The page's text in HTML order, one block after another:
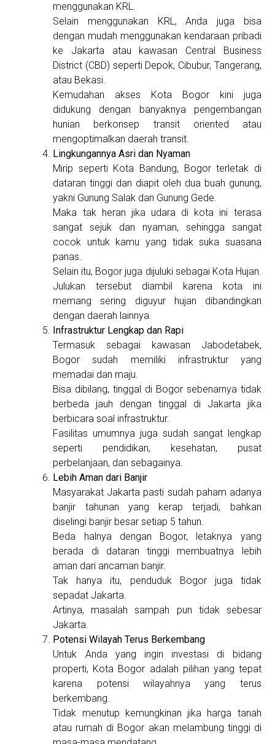
menggunakan KRL.
Selain menggunakan KRL, Anda juga bisa
dengan mudah menggunakan kendaraan pribadi
ke Jakarta atau kawasan Central Business
District (CBD) seperti Depok, Cibubur, Tangerang,
atau Bekasi.
Kemudahan akses Kota Bogor kini juga
didukung dengan banyaknya pengembangan
hunian berkonsep transit oriented atau
mengoptimalkan daerah transit.
Lingkungannya Asri dan Nyaman
Mirip seperti Kota Bandung, Bogor terletak di
dataran tinggi dan diapit oleh dua buah gunung,
yakni Gunung Salak dan Gunung Gede.
Maka tak heran jika udara di kota ini terasa
sangat sejuk dan nyaman, sehingga sangat
cocok untuk kamu yang tidak suka suasana
panas.
Selain itu, Bogor juga dijuluki sebagai Kota Hujan.
Julukan tersebut diambil karena kota ini
memang sering diguyur hujan dibandingkan
dengan daerah lainnya.
Infrastruktur Lengkap dan Rapi
Termasuk sebagai kawasan Jabodetabek,
Bogor sudah memiliki infrastruktur yang
memadai dan maju.
Bisa dibilang, tinggal di Bogor sebenarnya tidak
berbeda jauh dengan tinggal di Jakarta jika
berbicara soal infrastruktur.
Fasilitas umumnya juga sudah sangat lengkap
seperti pendidikan, kesehatan, pusat
perbelanjaan, dan sebagainya.
Lebih Aman dari Banjir
Masyarakat Jakarta pasti sudah paham adanya
banjir tahunan yang kerap terjadi, bahkan
diselingi banjir besar setiap 5 tahun.
Beda halnya dengan Bogor, letaknya yang
berada di dataran tinggi membuatnya lebih
aman dari ancaman banjir.
Tak hanya itu, penduduk Bogor juga tidak
sepadat Jakarta.
Artinya, masalah sampah pun tidak sebesar
Jakarta.
Potensi Wilayah Terus Berkembang
Untuk Anda yang ingin investasi di bidang
properti, Kota Bogor adalah pilihan yang tepat
karena potensi wilayahnya yang terus
berkembang.
Tidak menutup kemungkinan jika harga tanah
atau rumah di Bogor akan melambung tinggi di